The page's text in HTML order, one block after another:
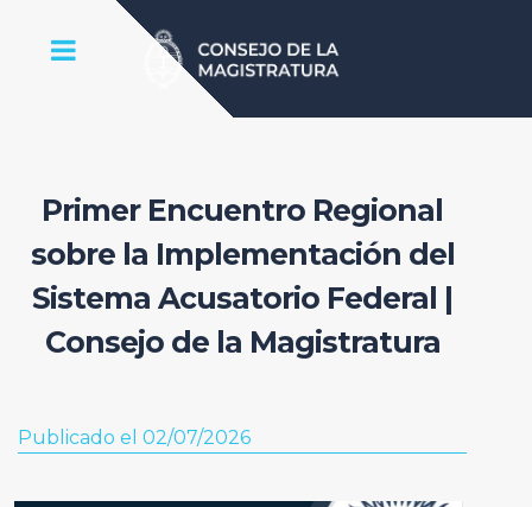
Primer Encuentro Regional
sobre la Implementación del
Sistema Acusatorio Federal |
Consejo de la Magistratura
Publicado el 02/07/2026